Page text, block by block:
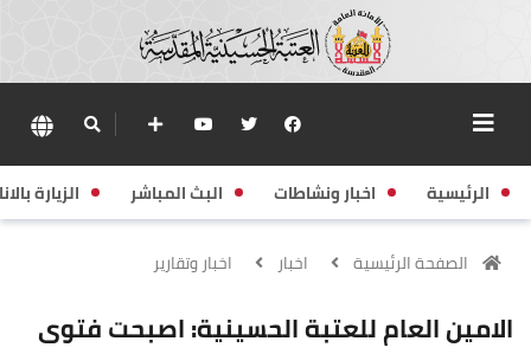
الرئيسية اخبار ونشاطات البث المباشر الزيارة
الصفحة الرئيسية اخبار اخبار وتقارير
الامين العام للعتبة الحسينية: اصبحت فتوى